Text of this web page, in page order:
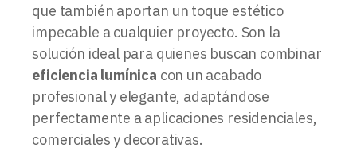
que también aportan un toque estético
impecable a cualquier proyecto. Son la
solución ideal para quienes buscan combinar
eficiencia lumínica con un acabado
profesional y elegante, adaptándose
perfectamente a aplicaciones residenciales,
comerciales y decorativas.